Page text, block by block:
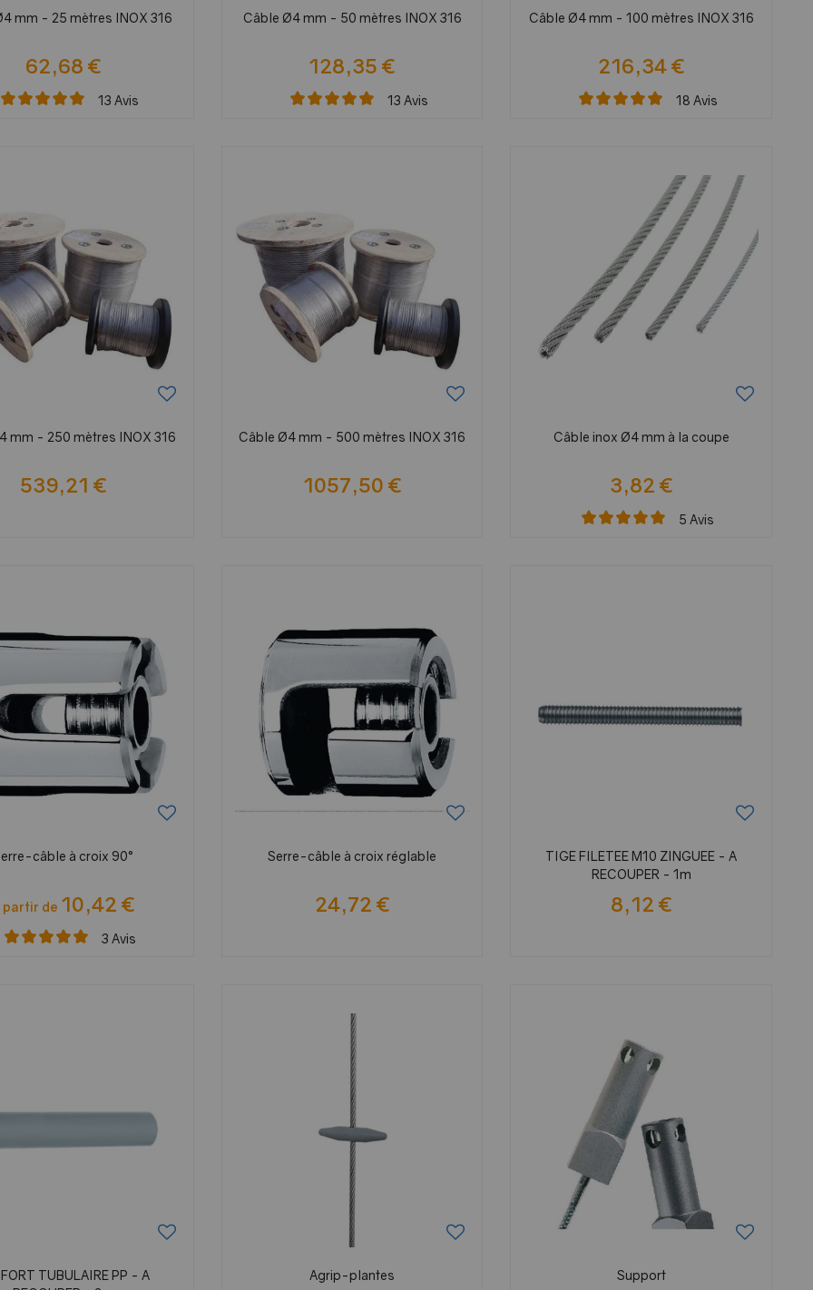
mm - 25 mètres INOX 316
62,68 €
13 Avis
Câble Ø4 mm - 50 mètres INOX 316
128,35 €
13 Avis
Câble Ø4 mm - 100 mètres INOX 316
216,34 €
18 Avis
mm - 250 mètres INOX 316
539,21 €
Câble Ø4 mm - 500 mètres INOX 316
1057,50 €
Câble inox Ø4 mm à la coupe
3,82 €
5 Avis
câble à croix 90°
partir de 10,42 €
3 Avis
Serre-câble à croix réglable
24,72 €
TIGE FILETEE M10 ZINGUEE - A
RECOUPER - 1m
8,12 €
TUBULAIRE PP - A
Agrip-plantes Support